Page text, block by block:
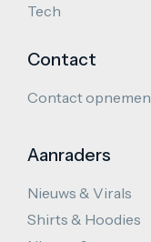
Tech
Contact
Contact opnemen
Aanraders
Nieuws & Virals
Shirts & Hoodies